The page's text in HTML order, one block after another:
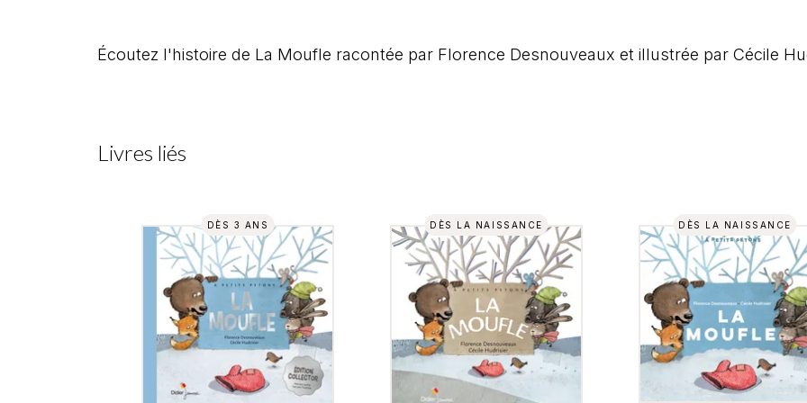
Écoutez l'histoire de La Moufle racontée par Florence Desnouveaux et illustrée par Cécile
Livres liés
DÈS 3 ANS DÈS LA NAISSANCE DÈS LA NAISSANCE